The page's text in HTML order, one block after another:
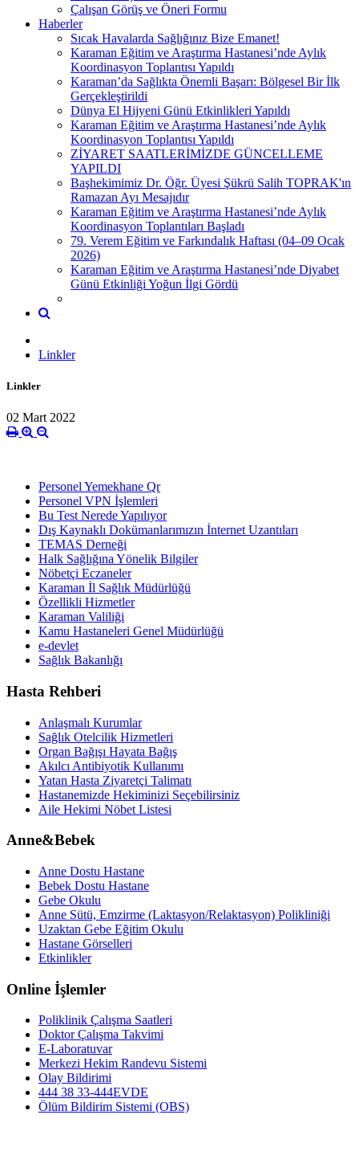
Çalışan Görüş ve Öneri Formu
Haberler
Sıcak Havalarda Sağlığınız Bize Emanet!
Karaman Eğitim ve Araştırma Hastanesi’nde Aylık
Koordinasyon Toplantısı Yapıldı
Karaman’da Sağlıkta Önemli Başarı: Bölgesel Bir İlk
Gerçekleştirildi
Dünya El Hijyeni Günü Etkinlikleri Yapıldı
Karaman Eğitim ve Araştırma Hastanesi’nde Aylık
Koordinasyon Toplantısı Yapıldı
ZİYARET SAATLERİMİZDE GÜNCELLEME
YAPILDI
Başhekimimiz Dr. Öğr. Üyesi Şükrü Salih TOPRAK'ın
Ramazan Ayı Mesajıdır
Karaman Eğitim ve Araştırma Hastanesi’nde Aylık
Koordinasyon Toplantıları Başladı
79. Verem Eğitim ve Farkındalık Haftası (04–09 Ocak
2026)
Karaman Eğitim ve Araştırma Hastanesi’nde Diyabet
Günü Etkinliği Yoğun İlgi Gördü
Linkler
Linkler
02 Mart 2022
Personel Yemekhane Qr
Personel VPN İşlemleri
Bu Test Nerede Yapılıyor
Dış Kaynaklı Dokümanlarımızın İnternet Uzantıları
TEMAS Derneği
Halk Sağlığına Yönelik Bilgiler
Nöbetçi Eczaneler
Karaman İl Sağlık Müdürlüğü
Özellikli Hizmetler
Karaman Valiliği
Kamu Hastaneleri Genel Müdürlüğü
e-devlet
Sağlık Bakanlığı
Hasta Rehberi
Anlaşmalı Kurumlar
Sağlık Otelcilik Hizmetleri
Organ Bağışı Hayata Bağış
Akılcı Antibiyotik Kullanımı
Yatan Hasta Ziyaretçi Talimatı
Hastanemizde Hekiminizi Seçebilirsiniz
Aile Hekimi Nöbet Listesi
Anne&Bebek
Anne Dostu Hastane
Bebek Dostu Hastane
Gebe Okulu
Anne Sütü, Emzirme (Laktasyon/Relaktasyon) Polikliniği
Uzaktan Gebe Eğitim Okulu
Hastane Görselleri
Etkinlikler
Online İşlemler
Poliklinik Çalışma Saatleri
Doktor Çalışma Takvimi
E-Laboratuvar
Merkezi Hekim Randevu Sistemi
Olay Bildirimi
444 38 33-444EVDE
Ölüm Bildirim Sistemi (OBS)